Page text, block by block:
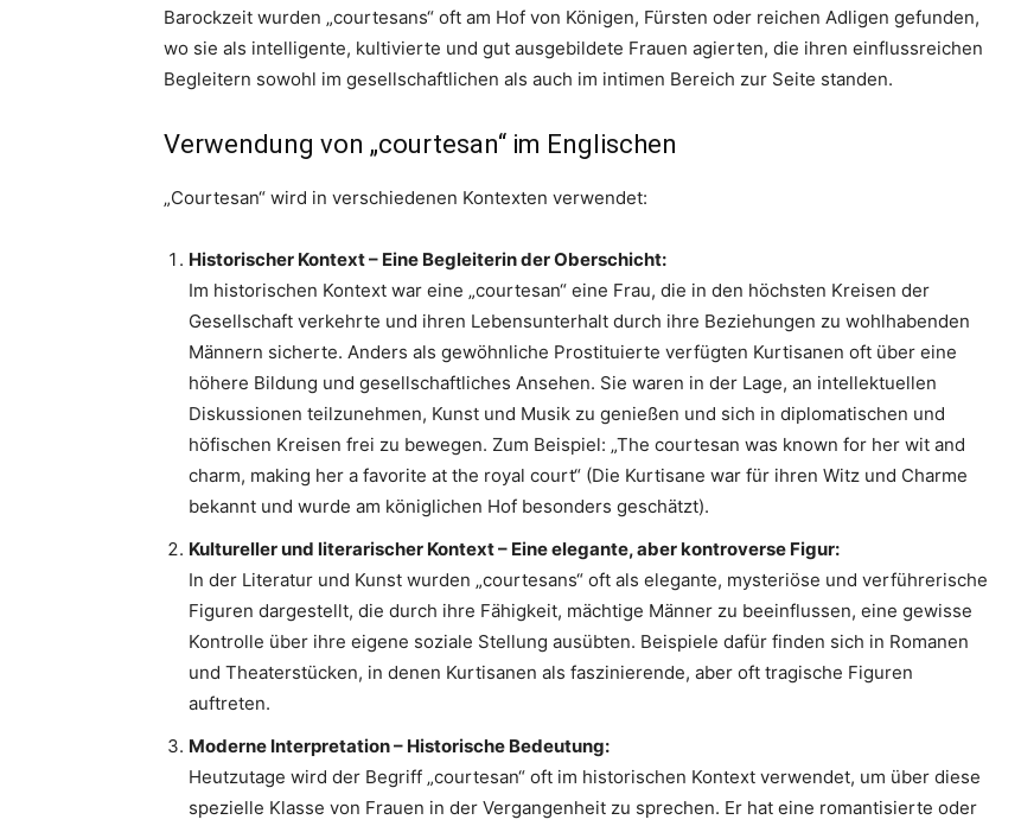
Barockzeit wurden „courtesans“ oft am Hof von Königen, Fürsten oder reichen Adligen gefunden,
wo sie als intelligente, kultivierte und gut ausgebildete Frauen agierten, die ihren einflussreichen
Begleitern sowohl im gesellschaftlichen als auch im intimen Bereich zur Seite standen.
Verwendung von „courtesan“ im Englischen
„Courtesan“ wird in verschiedenen Kontexten verwendet:
Historischer Kontext – Eine Begleiterin der Oberschicht:
Im historischen Kontext war eine „courtesan“ eine Frau, die in den höchsten Kreisen der
Gesellschaft verkehrte und ihren Lebensunterhalt durch ihre Beziehungen zu wohlhabenden
Männern sicherte. Anders als gewöhnliche Prostituierte verfügten Kurtisanen oft über eine
höhere Bildung und gesellschaftliches Ansehen. Sie waren in der Lage, an intellektuellen
Diskussionen teilzunehmen, Kunst und Musik zu genießen und sich in diplomatischen und
höfischen Kreisen frei zu bewegen. Zum Beispiel: „The courtesan was known for her wit and
charm, making her a favorite at the royal court“ (Die Kurtisane war für ihren Witz und Charme
bekannt und wurde am königlichen Hof besonders geschätzt).
Kultureller und literarischer Kontext – Eine elegante, aber kontroverse Figur:
In der Literatur und Kunst wurden „courtesans“ oft als elegante, mysteriöse und verführerische
Figuren dargestellt, die durch ihre Fähigkeit, mächtige Männer zu beeinflussen, eine gewisse
Kontrolle über ihre eigene soziale Stellung ausübten. Beispiele dafür finden sich in Romanen
und Theaterstücken, in denen Kurtisanen als faszinierende, aber oft tragische Figuren
auftreten.
Moderne Interpretation – Historische Bedeutung:
Heutzutage wird der Begriff „courtesan“ oft im historischen Kontext verwendet, um über diese
spezielle Klasse von Frauen in der Vergangenheit zu sprechen. Er hat eine romantisierte oder